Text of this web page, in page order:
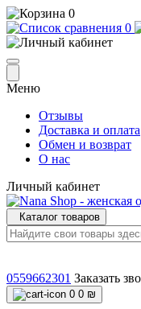
0
0
Меню
Отзывы
Доставка и оплата
Обмен и возврат
О нас
Личный кабинет
Каталог товаров
0559662301 Заказать
0 0 ₪